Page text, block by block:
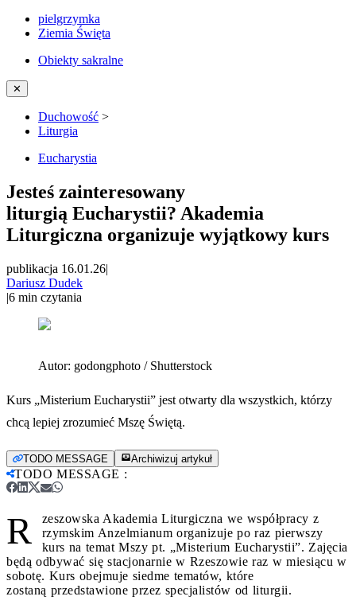
pielgrzymka
Ziemia Święta
Obiekty sakralne
✕
Duchowość >
Liturgia
Eucharystia
Jesteś zainteresowany
liturgią Eucharystii? Akademia
Liturgiczna organizuje wyjątkowy kurs
publikacja 16.01.26|
Dariusz Dudek
|6 min czytania
Autor: godongphoto / Shutterstock
Kurs „Misterium Eucharystii” jest otwarty dla wszystkich, którzy
chcą lepiej zrozumieć Mszę Świętą.
TODO MESSAGE Archiwizuj artykuł
TODO MESSAGE :
R
zeszowska Akademia Liturgiczna we współpracy z
rzymskim Anzelmianum organizuje po raz pierwszy
kurs na temat Mszy pt. „Misterium Eucharystii”. Zajęcia
będą odbywać się stacjonarnie w Rzeszowie raz w miesiącu w
sobotę. Kurs obejmuje siedme tematów, które
zostaną przedstawione przez specjalistów od liturgii.